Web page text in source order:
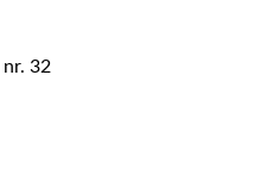
nr. 32